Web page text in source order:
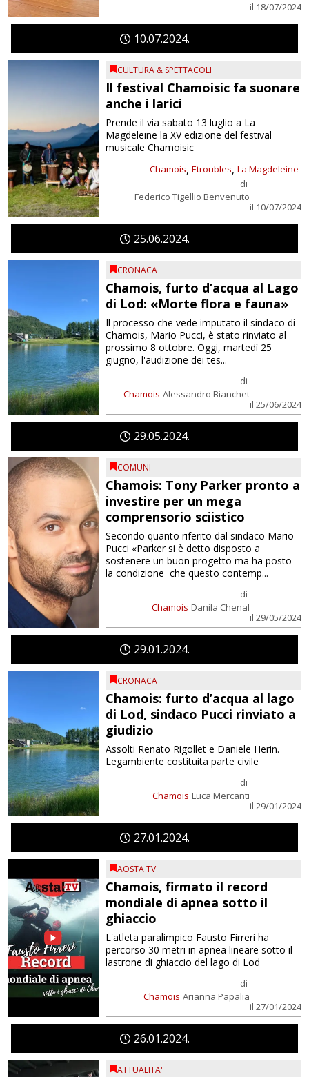
il 18/07/2024
1007 2024
CULTURA & SPETTACOLI
Il festival Chamoisic fa suonare
anche i larici
Chamois, Etroubles, La Magdeleine
di
Federico Tigellio Benvenuto
il 10/07/2024
Prende il via sabato 13 luglio a La
Magdeleine la XV edizione del festival
musicale Chamoisic
2506 2024
CRONACA
Chamois, furto d’acqua al Lago
di Lod: «Morte flora e fauna»
Chamois
di
Alessandro Bianchet
il 25/06/2024
Il processo che vede imputato il sindaco di
Chamois, Mario Pucci, è stato rinviato al
prossimo 8 ottobre. Oggi, martedì 25
giugno, l'audizione dei tes...
2905 2024
COMUNI
Chamois: Tony Parker pronto a
investire per un mega
comprensorio sciistico
Chamois
di
Danila Chenal
il 29/05/2024
Secondo quanto riferito dal sindaco Mario
Pucci «Parker si è detto disposto a
sostenere un buon progetto ma ha posto
la condizione che questo contemp...
2901 2024
CRONACA
Chamois: furto d’acqua al lago
di Lod, sindaco Pucci rinviato a
giudizio
Chamois
di
Luca Mercanti
il 29/01/2024
Assolti Renato Rigollet e Daniele Herin.
Legambiente costituita parte civile
2701 2024
AOSTA TV
Chamois, firmato il record
mondiale di apnea sotto il
ghiaccio
Chamois
di
Arianna Papalia
il 27/01/2024
L'atleta paralimpico Fausto Firreri ha
percorso 30 metri in apnea lineare sotto il
lastrone di ghiaccio del lago di Lod
2601 2024
ATTUALITA'